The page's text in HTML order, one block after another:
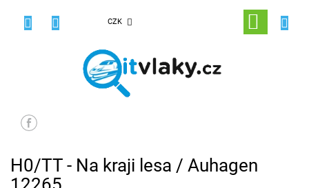
CZK
NÁKUPNÍ
KOŠÍK
H0/TT - Na kraji lesa / Auhagen